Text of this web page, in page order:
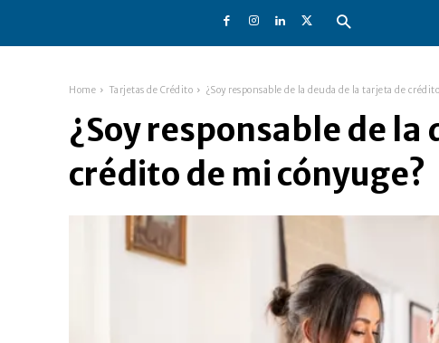
Home Tarjetas de Crédito ¿Soy responsable de la deuda de la tarjeta de
¿Soy responsable de
crédito de mi cónyuge?